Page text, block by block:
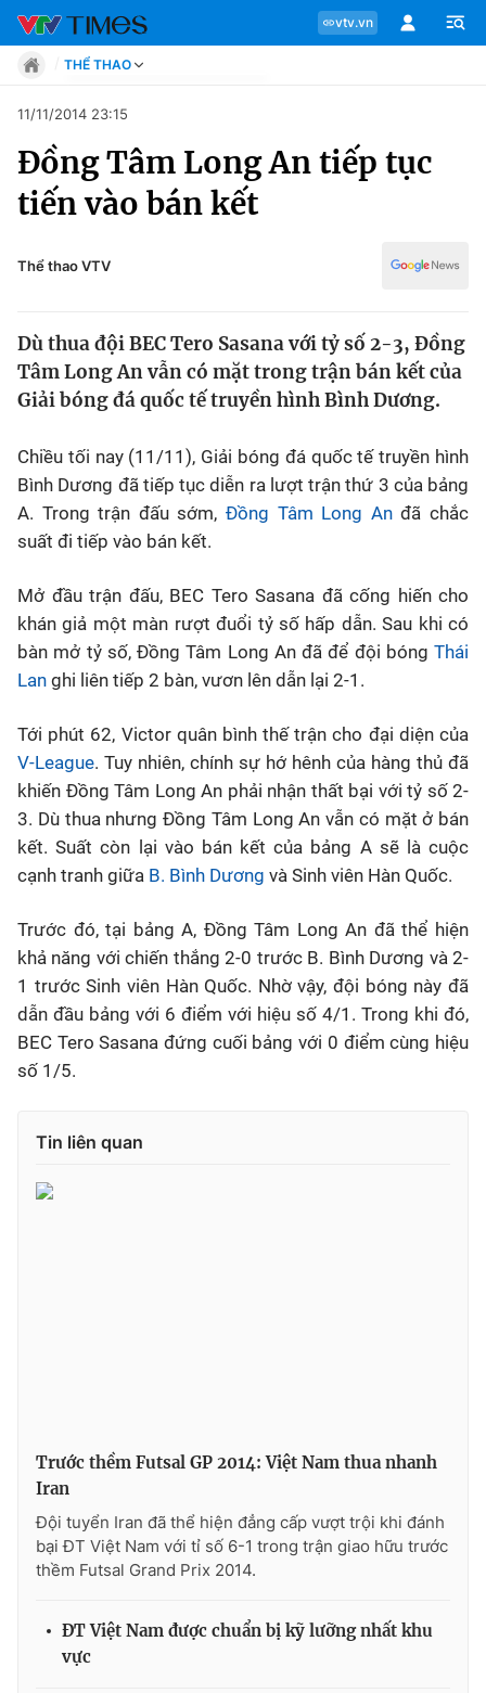
vtv.vn
Chuyên mục
Tin tức
Phong cách
Chân dung
Sự kiện
Bóng đá
Thể thao Điện tử
Các môn khác
VIDEO
Bên lề
THỂ THAO
Move
Phong cách
Chân dung
Sự kiện
Thể thao điện tử
Bên lề
11/11/2014 23:15
Đồng Tâm Long An tiếp tục
tiến vào bán kết
Thể thao VTV
Dù thua đội BEC Tero Sasana với tỷ số 2-3, Đồng
Tâm Long An vẫn có mặt trong trận bán kết của
Giải bóng đá quốc tế truyền hình Bình Dương.
Chiều tối nay (11/11), Giải bóng đá quốc tế truyền hình
Bình Dương đã tiếp tục diễn ra lượt trận thứ 3 của bảng
A. Trong trận đấu sớm, Đồng Tâm Long Anđã chắc
suất đi tiếp vào bán kết.
Mở đầu trận đấu, BEC Tero Sasana đã cống hiến cho
khán giả một màn rượt đuổi tỷ số hấp dẫn. Sau khi có
bàn mở tỷ số, Đồng Tâm Long An đã để đội bóng Thái
Lan ghi liên tiếp 2 bàn, vươn lên dẫn lại 2-1.
Tới phút 62, Victor quân bình thế trận cho đại diện của
V-League. Tuy nhiên, chính sự hớ hênh của hàng thủ đã
khiến Đồng Tâm Long An phải nhận thất bại với tỷ số 2-
3. Dù thua nhưng Đồng Tâm Long An vẫn có mặt ở bán
kết. Suất còn lại vào bán kết của bảng A sẽ là cuộc
cạnh tranh giữa B. Bình Dương và Sinh viên Hàn Quốc.
Trước đó, tại bảng A, Đồng Tâm Long An đã thể hiện
khả năng với chiến thắng 2-0 trước B. Bình Dương và 2-
1 trước Sinh viên Hàn Quốc. Nhờ vậy, đội bóng này đã
dẫn đầu bảng với 6 điểm với hiệu số 4/1. Trong khi đó,
BEC Tero Sasana đứng cuối bảng với 0 điểm cùng hiệu
số 1/5.
Tin liên quan
Trước thềm Futsal GP 2014: Việt Nam thua nhanh
Iran
Đội tuyển Iran đã thể hiện đẳng cấp vượt trội khi đánh
bại ĐT Việt Nam với tỉ số 6-1 trong trận giao hữu trước
thềm Futsal Grand Prix 2014.
ĐT Việt Nam được chuẩn bị kỹ lưỡng nhất khu
vực